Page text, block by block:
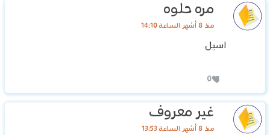
مره حلوه
منذ 8 أشهر الساعة 14:10
اسيل
0
غير معروف
منذ 8 أشهر الساعة 13:53